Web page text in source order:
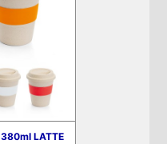
LATTE